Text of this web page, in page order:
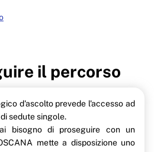
il percorso
d'ascolto prevede l'accesso ad
sedute singole.
bisogno di proseguire con un
mette a disposizione uno